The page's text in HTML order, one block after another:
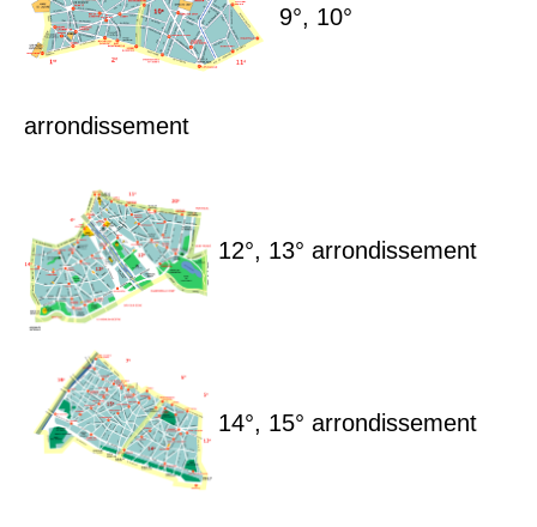
9°, 10°
arrondissement
12°, 13° arrondissement
14°, 15° arrondissement